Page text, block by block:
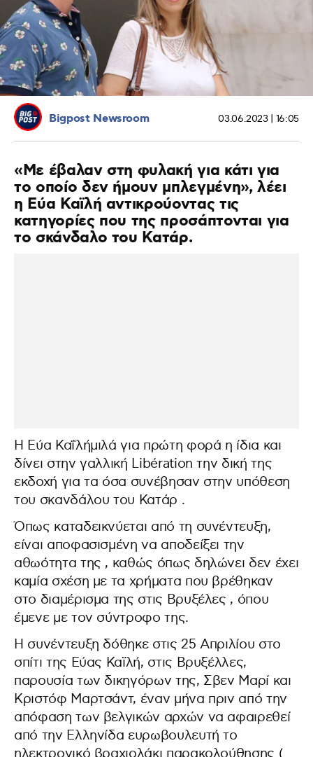
Bigpost Newsroom 03.06.2023 | 16:05
«Με έβαλαν στη φυλακή για κάτι για
το οποίο δεν ήμουν μπλεγμένη», λέει
η Εύα Καϊλή αντικρούοντας τις
κατηγορίες που της προσάπτονται για
το σκάνδαλο του Κατάρ.
Η Εύα Καΐλήμιλά για πρώτη φορά η ίδια και
δίνει στην γαλλική Libération την δική της
εκδοχή για τα όσα συνέβησαν στην υπόθεση
του σκανδάλου του Κατάρ .
Όπως καταδεικνύεται από τη συνέντευξη,
είναι αποφασισμένη να αποδείξει την
αθωότητα της , καθώς όπως δηλώνει δεν έχει
καμία σχέση με τα χρήματα που βρέθηκαν
στο διαμέρισμα της στις Βρυξέλες , όπου
έμενε με τον σύντροφο της.
Η συνέντευξη δόθηκε στις 25 Απριλίου στο
σπίτι της Εύας Καϊλή, στις Βρυξέλλες,
παρουσία των δικηγόρων της, Σβεν Μαρί και
Κριστόφ Μαρτσάντ, έναν μήνα πριν από την
απόφαση των βελγικών αρχών να αφαιρεθεί
από την Ελληνίδα ευρωβουλευτή το